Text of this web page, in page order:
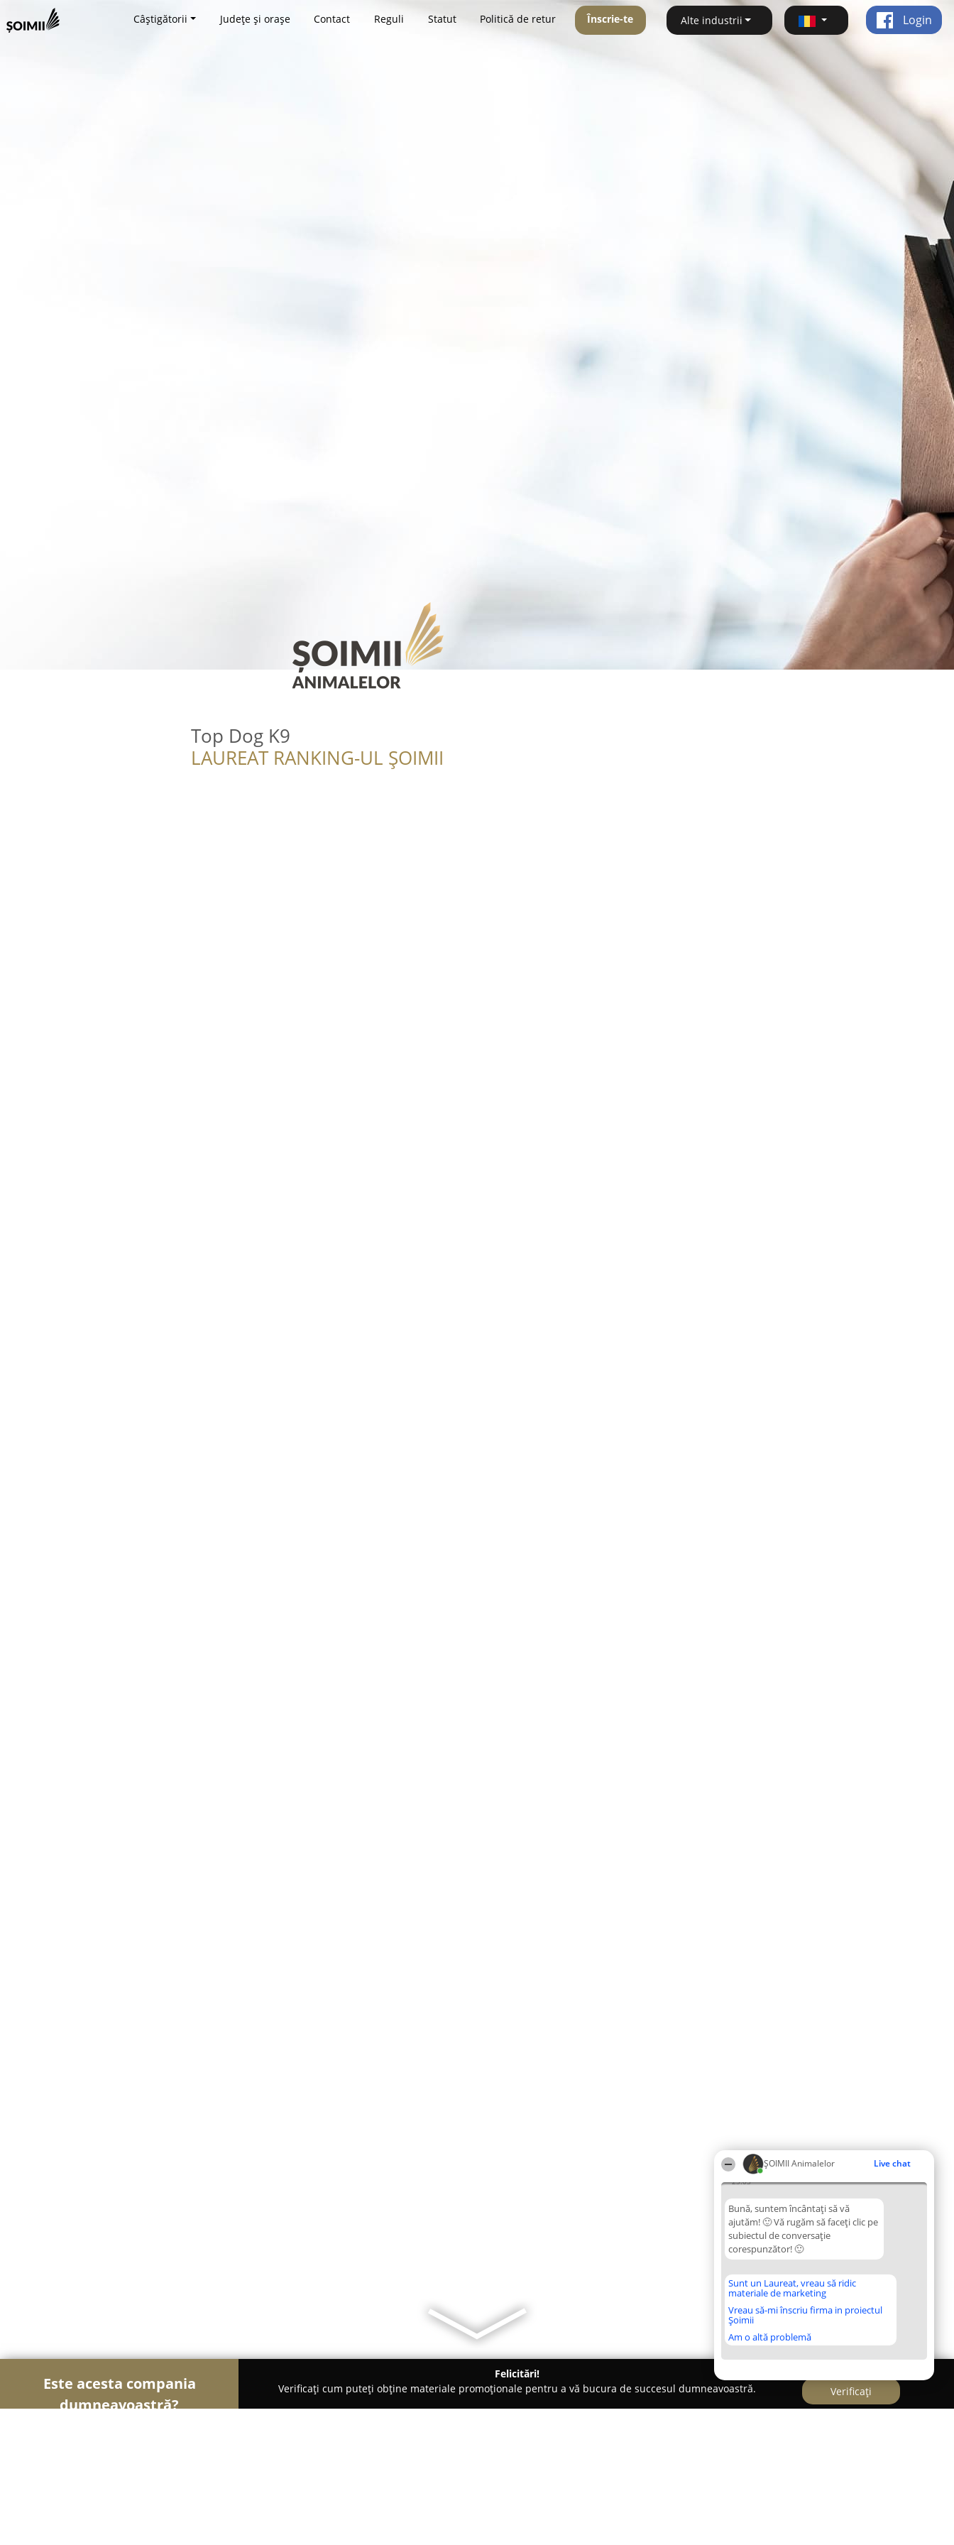
ŞOIMII Animalelor Live chat
23:03
Bună, suntem încântați să vă
ajutăm! 🙂 Vă rugăm să faceți clic pe
subiectul de conversație
corespunzător! 🙂
Sunt un Laureat, vreau să ridic
materiale de marketing
Vreau să-mi înscriu firma in proiectul
Șoimii
Am o altă problemă
Câștigătorii Județe și orașe Contact Reguli Statut Politică de retur Înscrie-te Alte industrii Login
Top Dog K9
LAUREAT RANKING-UL ȘOIMII
Este acesta compania
dumneavoastră?
Felicitări!
Verificați cum puteți obține materiale promoționale pentru a vă bucura de succesul dumneavoastră.
Verificați